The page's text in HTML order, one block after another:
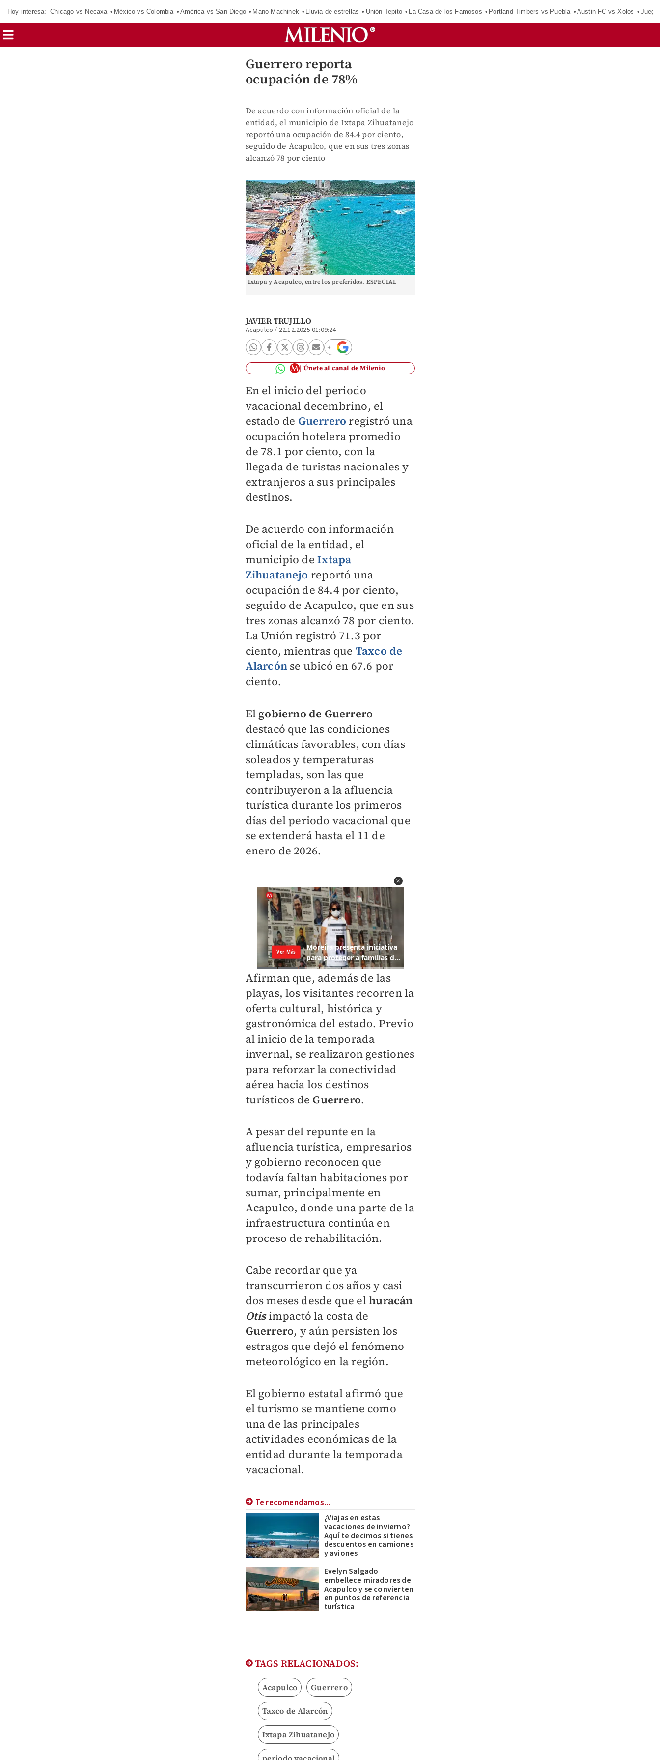
Hoy interesa: Chicago vs Necaxa México vs Colombia América vs San Diego Mano Machinek Lluvia de estrellas Unión Tepito La Casa de los Famosos Portland Timbers vs Puebla Austin FC vs Xolos
Guerrero reporta
ocupación de 78%
De acuerdo con información oficial de la
entidad, el municipio de Ixtapa Zihuatanejo
reportó una ocupación de 84.4 por ciento,
seguido de Acapulco, que en sus tres zonas
alcanzó 78 por ciento
Ixtapa y Acapulco, entre los preferidos. ESPECIAL
JAVIER TRUJILLO
Acapulco / 22.12.2025 01:09:24
Únete al canal de Milenio
En el inicio del periodo
vacacional decembrino, el
estado de Guerrero registró una
ocupación hotelera promedio
de 78.1 por ciento, con la
llegada de turistas nacionales y
extranjeros a sus principales
destinos.
De acuerdo con información
oficial de la entidad, el
municipio deIxtapa
Zihuatanejo reportó una
ocupación de 84.4 por ciento,
seguido de Acapulco, que en sus
tres zonas alcanzó 78 por ciento.
La Unión registró 71.3 por
ciento, mientras que Taxco de
Alarcónse ubicó en 67.6 por
ciento.
El gobierno de Guerrero
destacó que las condiciones
climáticas favorables, con días
soleados y temperaturas
templadas, son las que
contribuyeron a la afluencia
turística durante los primeros
días del periodo vacacional que
se extenderá hasta el 11 de
enero de 2026.
Afirman que, además de las
playas, los visitantes recorren la
oferta cultural, histórica y
gastronómica del estado. Previo
al inicio de la temporada
invernal, se realizaron gestiones
para reforzar la conectividad
aérea hacia los destinos
turísticos de Guerrero.
A pesar del repunte en la
afluencia turística, empresarios
y gobierno reconocen que
todavía faltan habitaciones por
sumar, principalmente en
Acapulco, donde una parte de la
infraestructura continúa en
proceso de rehabilitación.
Cabe recordar que ya
transcurrieron dos años y casi
dos meses desde que elhuracán
Otisimpactó la costa de
Guerrero, y aún persisten los
estragos que dejó el fenómeno
meteorológico en la región.
El gobierno estatal afirmó que
el turismo se mantiene como
una de las principales
actividades económicas de la
entidad durante la temporada
vacacional.
Te recomendamos...
¿Viajas en estas
vacaciones de invierno?
Aquí te decimos si tienes
descuentos en camiones
y aviones
Evelyn Salgado
embellece miradores de
Acapulco y se convierten
en puntos de referencia
turística
TAGS RELACIONADOS:
Acapulco Guerrero
Taxco de Alarcón
Ixtapa Zihuatanejo